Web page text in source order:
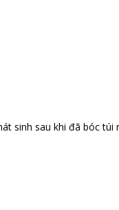
sinh sau khi đã bóc